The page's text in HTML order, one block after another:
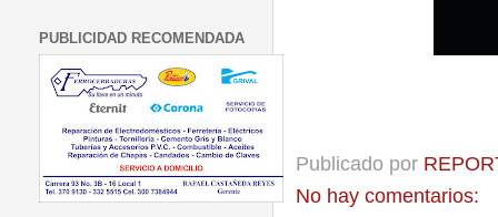
Publicado por
No hay comentarios:
PUBLICIDAD RECOMENDADA